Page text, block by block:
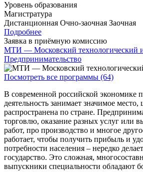
Уровень образования
Магистратура
Дистанционная Очно-заочная Заочная
Подробнее
Заявка в приёмную комиссию
МТИ — Московский технологический
Предпринимательство
Посмотреть все программы (64)
В современной российской экономике
деятельность занимает значимое место,
распространена по стране.
торговлю, оказание разных услуг или
работ, про производство и многое
работает, чтобы получить прибыль и
потребности населения – нередко
государство. Это сложная,
выпускники специальности обладают